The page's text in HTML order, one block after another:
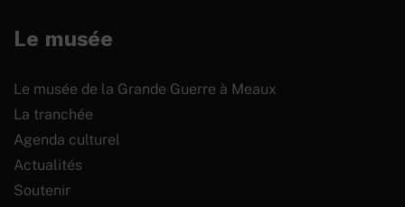
Le musée
Le musée de la Grande Guerre à Meaux
La tranchée
Agenda culturel
Actualités
Soutenir